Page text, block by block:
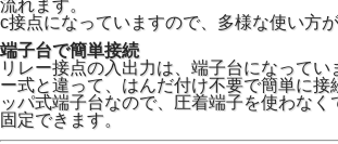
流れます。
c接点になっていますので、多様な使い方が
端子台で簡単接続
リレー接点の入出力は、端子台になってい
ー式と違って、はんだ付け不要で簡単に接
ッパ式端子台なので、圧着端子を使わなく
固定できます。